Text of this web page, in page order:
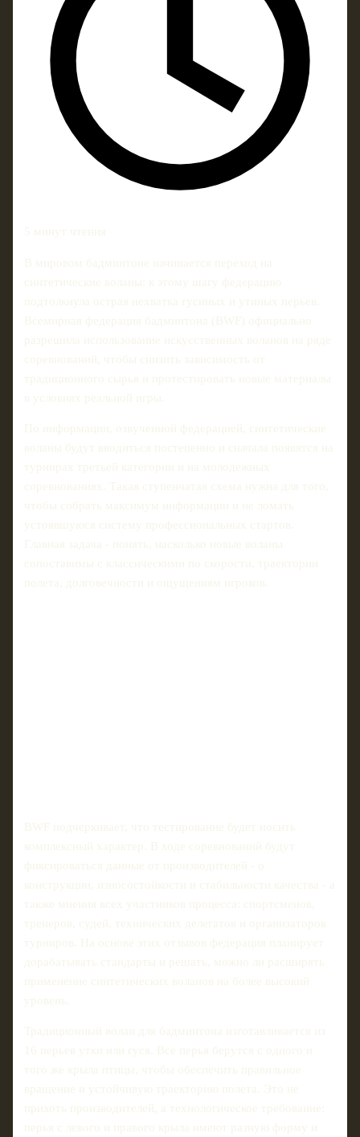
5 минут чтения
В мировом бадминтоне начинается переход на
синтетические воланы: к этому шагу федерацию
подтолкнула острая нехватка гусиных и утиных перьев.
Всемирная федерация бадминтона (BWF) официально
разрешила использование искусственных воланов на ряде
соревнований, чтобы снизить зависимость от
традиционного сырья и протестировать новые материалы
в условиях реальной игры.
По информации, озвученной федерацией, синтетические
воланы будут вводиться постепенно и сначала появятся на
турнирах третьей категории и на молодежных
соревнованиях. Такая ступенчатая схема нужна для того,
чтобы собрать максимум информации и не ломать
устоявшуюся систему профессиональных стартов.
Главная задача - понять, насколько новые воланы
сопоставимы с классическими по скорости, траектории
полета, долговечности и ощущениям игроков.
BWF подчеркивает, что тестирование будет носить
комплексный характер. В ходе соревнований будут
фиксироваться данные от производителей - о
конструкции, износостойкости и стабильности качества - а
также мнения всех участников процесса: спортсменов,
тренеров, судей, технических делегатов и организаторов
турниров. На основе этих отзывов федерация планирует
дорабатывать стандарты и решать, можно ли расширять
применение синтетических воланов на более высокий
уровень.
Традиционный волан для бадминтона изготавливается из
16 перьев утки или гуся. Все перья берутся с одного и
того же крыла птицы, чтобы обеспечить правильное
вращение и устойчивую траекторию полета. Это не
прихоть производителей, а технологическое требование:
перья с левого и правого крыла имеют разную форму и